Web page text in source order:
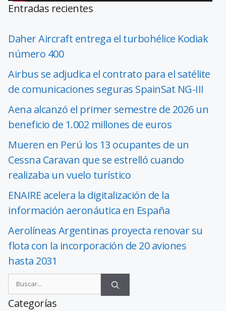
Entradas recientes
Daher Aircraft entrega el turbohélice Kodiak
número 400
Airbus se adjudica el contrato para el satélite
de comunicaciones seguras SpainSat NG-III
Aena alcanzó el primer semestre de 2026 un
beneficio de 1.002 millones de euros
Mueren en Perú los 13 ocupantes de un
Cessna Caravan que se estrelló cuando
realizaba un vuelo turístico
ENAIRE acelera la digitalización de la
información aeronáutica en España
Aerolíneas Argentinas proyecta renovar su
flota con la incorporación de 20 aviones
hasta 2031
Categorías